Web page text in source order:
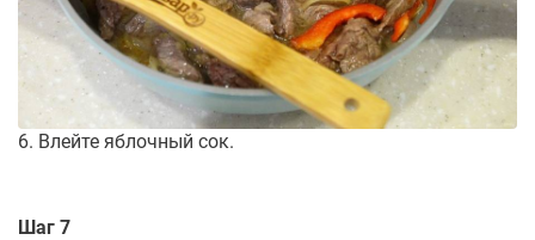
6. Влейте яблочный сок.
Шаг 7